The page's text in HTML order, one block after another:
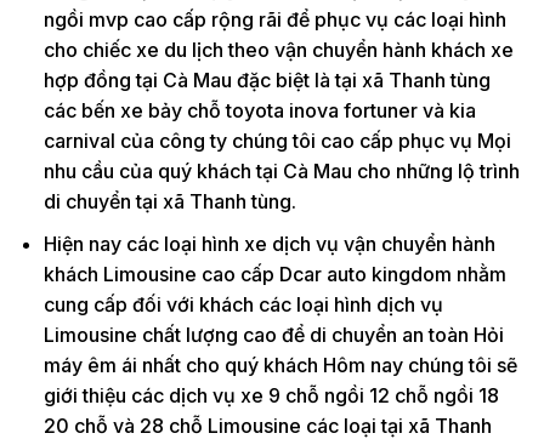
ngồi mvp cao cấp rộng rãi để phục vụ các loại hình
cho chiếc xe du lịch theo vận chuyển hành khách xe
hợp đồng tại Cà Mau đặc biệt là tại xã Thanh tùng
các bến xe bảy chỗ toyota inova fortuner và kia
carnival của công ty chúng tôi cao cấp phục vụ Mọi
nhu cầu của quý khách tại Cà Mau cho những lộ trình
di chuyển tại xã Thanh tùng.
Hiện nay các loại hình xe dịch vụ vận chuyển hành
khách Limousine cao cấp Dcar auto kingdom nhằm
cung cấp đối với khách các loại hình dịch vụ
Limousine chất lượng cao để di chuyển an toàn Hỏi
máy êm ái nhất cho quý khách Hôm nay chúng tôi sẽ
giới thiệu các dịch vụ xe 9 chỗ ngồi 12 chỗ ngồi 18
20 chỗ và 28 chỗ Limousine các loại tại xã Thanh